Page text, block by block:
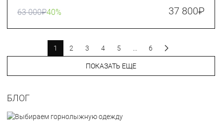
63 000₽40% 37 800₽
ПОКАЗАТЬ ЕЩЕ
1 2 3 4 5 6
БЛОГ